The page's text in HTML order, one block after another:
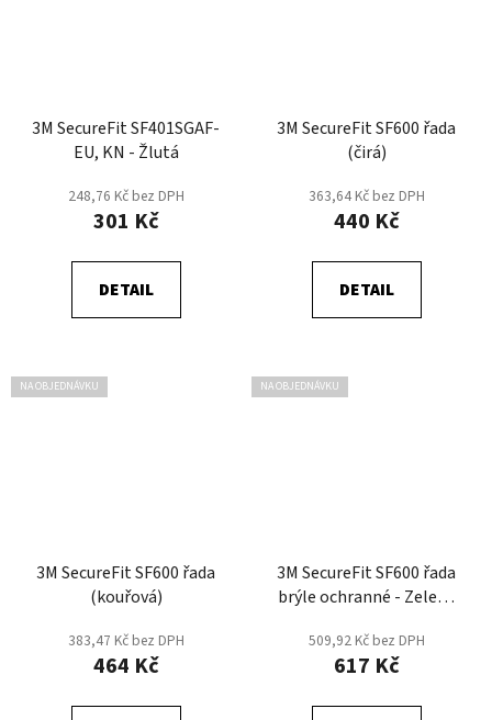
3M SecureFit SF401SGAF-
EU, KN - Žlutá
248,76 Kč bez DPH
301 Kč
DETAIL
3M SecureFit SF600 řada
(čirá)
363,64 Kč bez DPH
440 Kč
DETAIL
NA OBJEDNÁVKU
3M SecureFit SF600 řada
(kouřová)
383,47 Kč bez DPH
464 Kč
NA OBJEDNÁVKU
3M SecureFit SF600 řada
brýle ochranné - Zelená
509,92 Kč bez DPH
617 Kč